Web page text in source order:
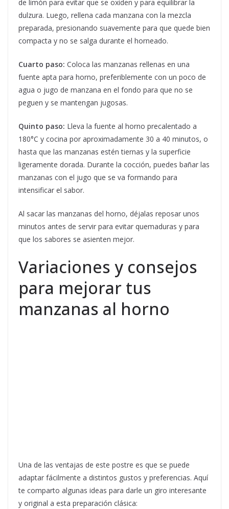
de limón para evitar que se oxiden y para equilibrar la
dulzura. Luego, rellena cada manzana con la mezcla
preparada, presionando suavemente para que quede bien
compacta y no se salga durante el horneado.
Cuarto paso: Coloca las manzanas rellenas en una
fuente apta para horno, preferiblemente con un poco de
agua o jugo de manzana en el fondo para que no se
peguen y se mantengan jugosas.
Quinto paso: Lleva la fuente al horno precalentado a
180°C y cocina por aproximadamente 30 a 40 minutos, o
hasta que las manzanas estén tiernas y la superficie
ligeramente dorada. Durante la cocción, puedes bañar las
manzanas con el jugo que se va formando para
intensificar el sabor.
Al sacar las manzanas del horno, déjalas reposar unos
minutos antes de servir para evitar quemaduras y para
que los sabores se asienten mejor.
Variaciones y consejos
para mejorar tus
manzanas al horno
Una de las ventajas de este postre es que se puede
adaptar fácilmente a distintos gustos y preferencias. Aquí
te comparto algunas ideas para darle un giro interesante
y original a esta preparación clásica: